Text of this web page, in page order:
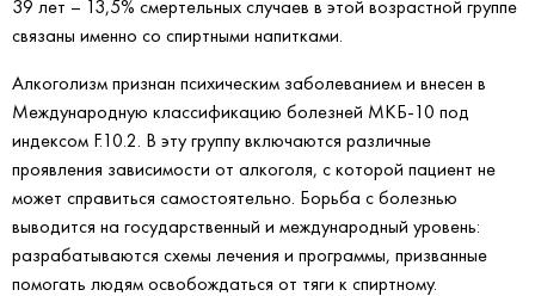
39 лет – 13,5% смертельных случаев в этой возрастной группе
связаны именно со спиртными напитками.
Алкоголизм признан психическим заболеванием и внесен в
Международную классификацию болезней МКБ-10 под
индексом F.10.2. В эту группу включаются различные
проявления зависимости от алкоголя, с которой пациент не
может справиться самостоятельно. Борьба с болезнью
выводится на государственный и международный уровень:
разрабатываются схемы лечения и программы, призванные
помогать людям освобождаться от тяги к спиртному.